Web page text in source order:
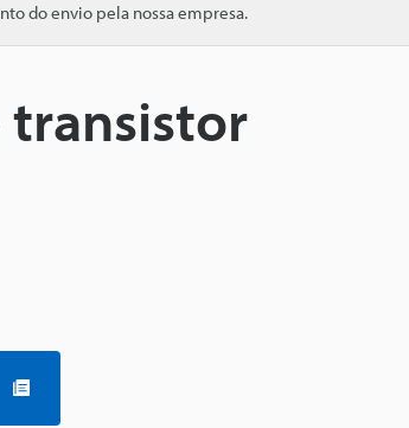
do envio pela nossa empresa.
transistor